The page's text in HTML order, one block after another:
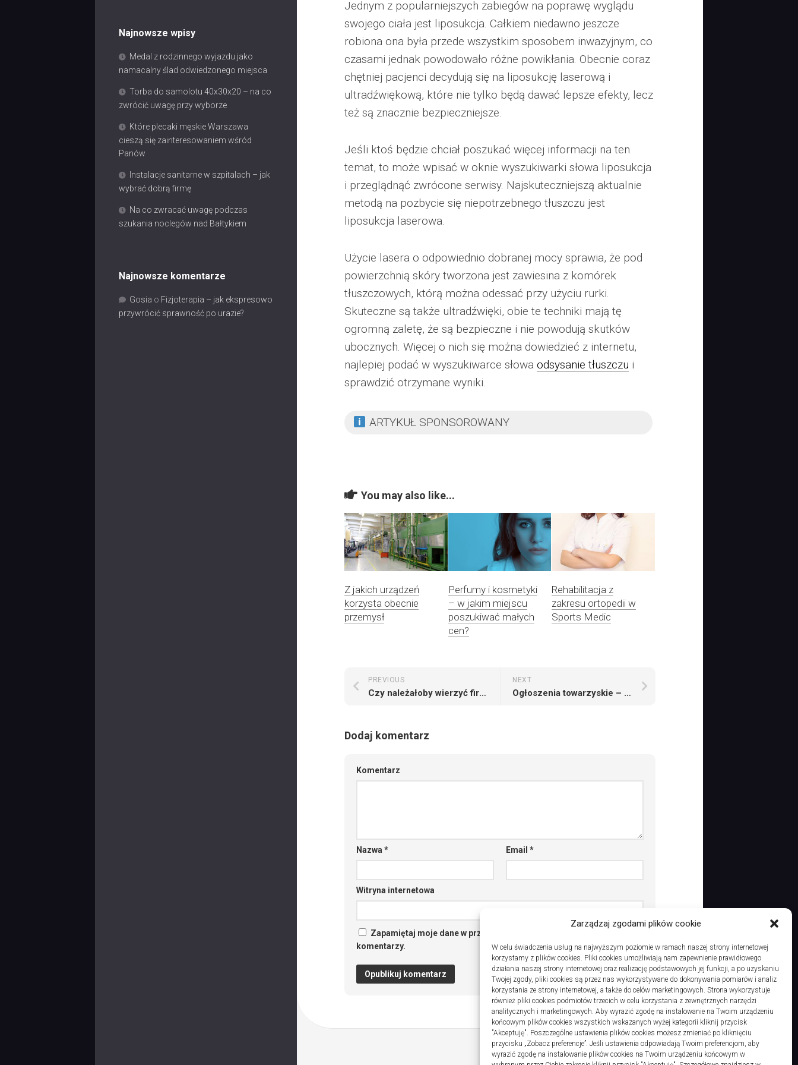
Zarządzaj zgodami plików cookie
W celu świadczenia usług na najwyższym poziomie w ramach naszej strony internetowej
korzystamy z plików cookies. Pliki cookies umożliwiają nam zapewnienie prawidłowego
działania naszej strony internetowej oraz realizację podstawowych jej funkcji, a po uzyskaniu
Twojej zgody, pliki cookies są przez nas wykorzystywane do dokonywania pomiarów i analiz
korzystania ze strony internetowej, a także do celów marketingowych. Strona wykorzystuje
również pliki cookies podmiotów trzecich w celu korzystania z zewnętrznych narzędzi
analitycznych i marketingowych. Aby wyrazić zgodę na instalowanie na Twoim urządzeniu
końcowym plików cookies wszystkich wskazanych wyżej kategorii kliknij przycisk
"Akceptuję". Poszczególne ustawienia plików cookies możesz zmieniać po kliknięciu
przycisku „Zobacz preferencje”. Jeśli ustawienia odpowiadają Twoim preferencjom, aby
wyrazić zgodę na instalowanie plików cookies na Twoim urządzeniu końcowym w
Najnowsze wpisy
Medal z rodzinnego wyjazdu jako
namacalny ślad odwiedzonego miejsca
Torba do samolotu 40x30x20 – na co
zwrócić uwagę przy wyborze
Które plecaki męskie Warszawa
cieszą się zainteresowaniem wśród
Panów
Instalacje sanitarne w szpitalach – jak
wybrać dobrą firmę
Na co zwracać uwagę podczas
szukania noclegów nad Bałtykiem
Najnowsze komentarze
Gosia o Fizjoterapia – jak ekspresowo
przywrócić sprawność po urazie?
Jednym z popularniejszych zabiegów na poprawę wyglądu
swojego ciała jest liposukcja. Całkiem niedawno jeszcze
robiona ona była przede wszystkim sposobem inwazyjnym, co
czasami jednak powodowało różne powikłania. Obecnie coraz
chętniej pacjenci decydują się na liposukcję laserową i
ultradźwiękową, które nie tylko będą dawać lepsze efekty, lecz
też są znacznie bezpieczniejsze.
Jeśli ktoś będzie chciał poszukać więcej informacji na ten
temat, to może wpisać w oknie wyszukiwarki słowa liposukcja
i przeglądnąć zwrócone serwisy. Najskuteczniejszą aktualnie
metodą na pozbycie się niepotrzebnego tłuszczu jest
liposukcja laserowa.
Użycie lasera o odpowiednio dobranej mocy sprawia, że pod
powierzchnią skóry tworzona jest zawiesina z komórek
tłuszczowych, którą można odessać przy użyciu rurki.
Skuteczne są także ultradźwięki, obie te techniki mają tę
ogromną zaletę, że są bezpieczne i nie powodują skutków
ubocznych. Więcej o nich się można dowiedzieć z internetu,
najlepiej podać w wyszukiwarce słowa odsysanie tłuszczu i
sprawdzić otrzymane wyniki.
ARTYKUŁ SPONSOROWANY
You may also like...
Z jakich urządzeń
korzysta obecnie
przemysł
Perfumy i kosmetyki
– w jakim miejscu
poszukiwać małych
cen?
Rehabilitacja z
zakresu ortopedii w
Sports Medic
NEXT
Ogłoszenia towarzyskie – gdzie spotkać śliczną kobietę?
PREVIOUS
Czy należałoby wierzyć firmom ochroniarskim i monitorującym?
Dodaj komentarz
Komentarz
Nazwa * Email *
Witryna internetowa
Zapamiętaj moje dane w przeglądarce podczas pisania kolejnych
komentarzy.